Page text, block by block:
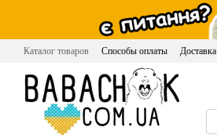
Перейти к основному контенту
Каталог товаров Способы оплаты Доставка